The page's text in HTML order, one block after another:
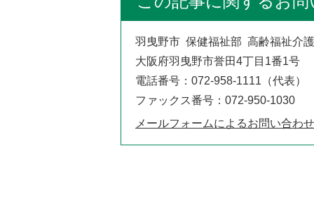
羽曳野市 保健福祉部 高齢福祉介
大阪府羽曳野市誉田4丁目1番1号
電話番号：072-958-1111（代表）
ファックス番号：072-950-1030
メールフォームによるお問い合わせ